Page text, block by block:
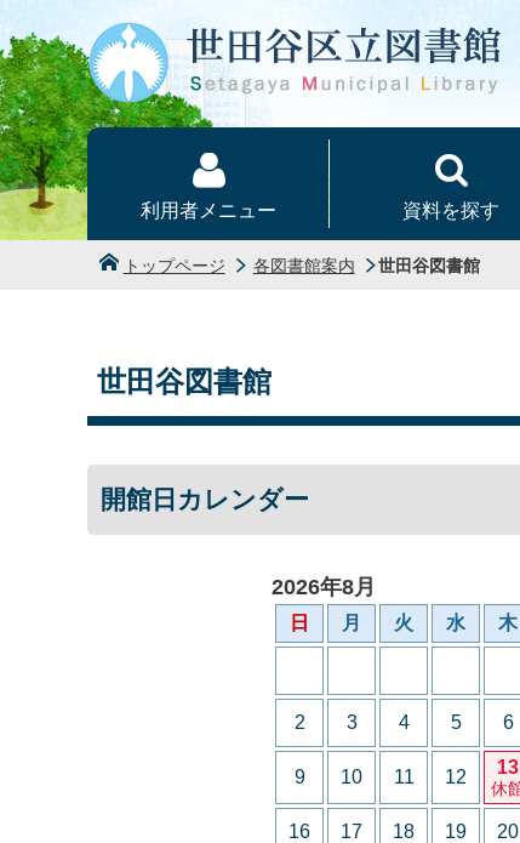
本文へ
利用者メニュー 資料を探す
トップページ 各図書館案内 世田谷図書館
世田谷図書館
開館日カレンダー
2026年8月
日 月 火 水 木
2 3 4 5 6
9 10 11 12 13
休
16 17 18 19 20